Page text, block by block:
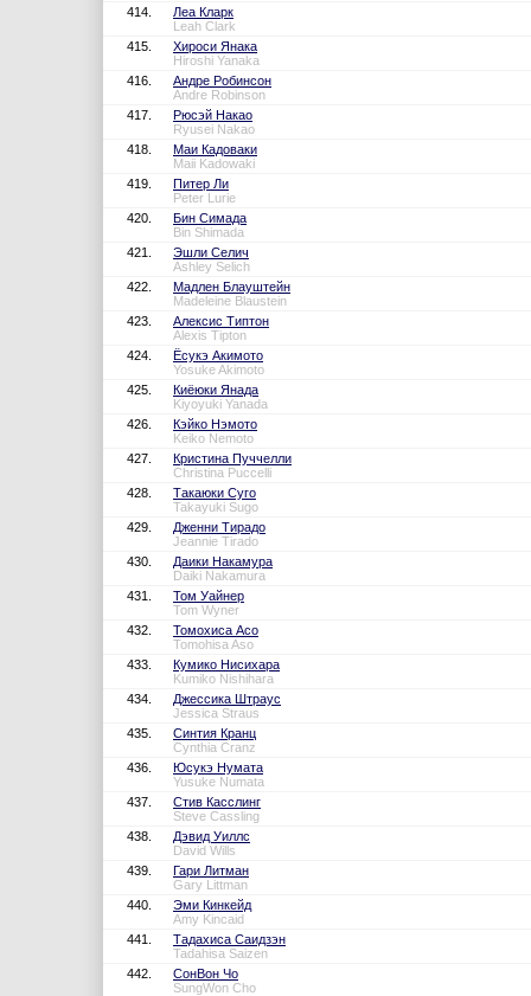
414.
Леа Кларк
Leah Clark
415.
Хироси Янака
Hiroshi Yanaka
416.
Андре Робинсон
Andre Robinson
417.
Рюсэй Накао
Ryusei Nakao
418.
Маи Кадоваки
Maii Kadowaki
419.
Питер Ли
Peter Lurie
420.
Бин Симада
Bin Shimada
421.
Эшли Селич
Ashley Selich
422.
Мадлен Блауштейн
Madeleine Blaustein
423.
Алексис Типтон
Alexis Tipton
424.
Ёсукэ Акимото
Yosuke Akimoto
425.
Киёюки Янада
Kiyoyuki Yanada
426.
Кэйко Нэмото
Keiko Nemoto
427.
Кристина Пуччелли
Christina Puccelli
428.
Такаюки Суго
Takayuki Sugo
429.
Дженни Тирадо
Jeannie Tirado
430.
Даики Накамура
Daiki Nakamura
431.
Том Уайнер
Tom Wyner
432.
Томохиса Асо
Tomohisa Aso
433.
Кумико Нисихара
Kumiko Nishihara
434.
Джессика Штраус
Jessica Straus
435.
Синтия Кранц
Cynthia Cranz
436.
Юсукэ Нумата
Yusuke Numata
437.
Стив Касслинг
Steve Cassling
438.
Дэвид Уиллс
David Wills
439.
Гари Литман
Gary Littman
440.
Эми Кинкейд
Amy Kincaid
441.
Тадахиса Саидзэн
Tadahisa Saizen
442.
СонВон Чо
SungWon Cho